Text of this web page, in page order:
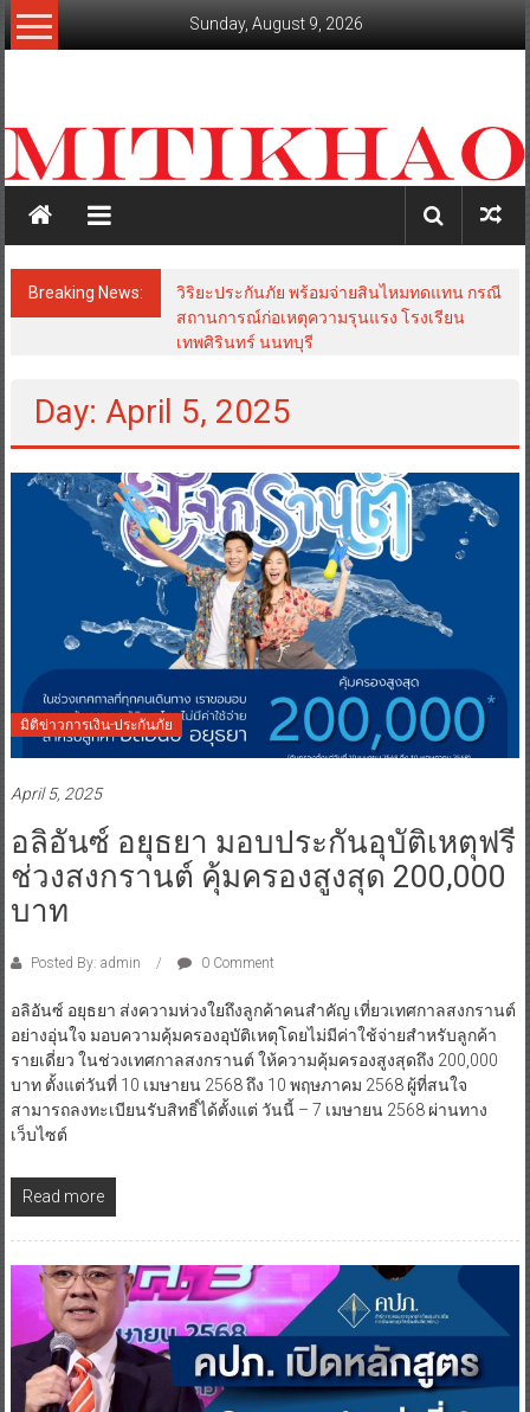
Skip
to
Sunday, August 9, 2026
สะท้อน
ลึก
เหลี่ยม
มุม
เศรษฐกิจ-
การเมือง-
Breaking News:
วิริยะประกันภัย พร้อมจ่ายสินไหมทดแทน กรณี
สถานการณ์ก่อเหตุความรุนแรง โรงเรียน
เทพศิรินทร์ นนทบุรี
Day: April 5, 2025
มิติข่าวการเงิน-ประกันภัย
April 5, 2025
อลิอันซ์ อยุธยา มอบประกันอุบัติเหตุฟรี
ช่วงสงกรานต์ คุ้มครองสูงสุด 200,000
บาท
Posted By: admin 0 Comment
อลิอันซ์ อยุธยา ส่งความห่วงใยถึงลูกค้าคนสำคัญ เที่ยวเทศกาลสงกรานต์
อย่างอุ่นใจ มอบความคุ้มครองอุบัติเหตุโดยไม่มีค่าใช้จ่ายสำหรับลูกค้า
รายเดี่ยว ในช่วงเทศกาลสงกรานต์ ให้ความคุ้มครองสูงสุดถึง 200,000
บาท ตั้งแต่วันที่ 10 เมษายน 2568 ถึง 10 พฤษภาคม 2568 ผู้ที่สนใจ
สามารถลงทะเบียนรับสิทธิ์ได้ตั้งแต่ วันนี้ – 7 เมษายน 2568 ผ่านทาง
เว็บไซต์
Read more